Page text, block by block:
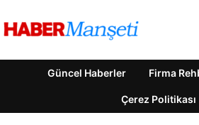
Güncel Haberler Firma
Çerez Politikası